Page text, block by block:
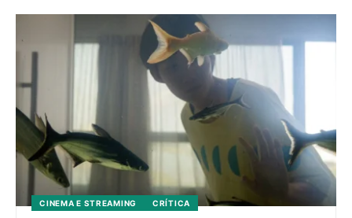
CINEMA E STREAMING CRÍTICA